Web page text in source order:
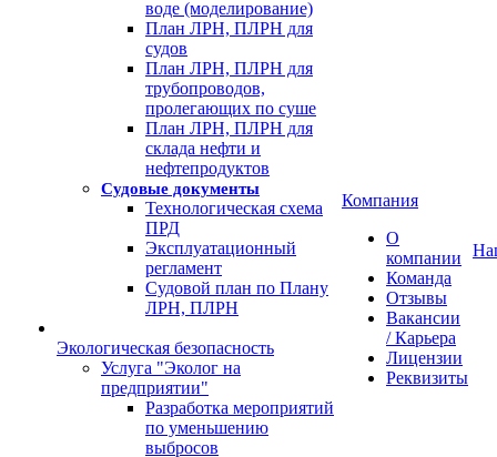
воде (моделирование)
План ЛРН, ПЛРН для
судов
План ЛРН, ПЛРН для
трубопроводов,
пролегающих по суше
План ЛРН, ПЛРН для
склада нефти и
нефтепродуктов
Судовые документы
Технологическая схема
ПРД
Эксплуатационный
регламент
Судовой план по Плану
ЛРН, ПЛРН
Экологическая безопасность
Услуга "Эколог на
предприятии"
Разработка мероприятий
по уменьшению
выбросов
Компания
О
компании
Команда
Отзывы
Вакансии
/ Карьера
Лицензии
Реквизиты